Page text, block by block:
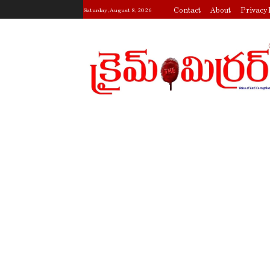
Saturday, August 8, 2026 Contact About Privacy